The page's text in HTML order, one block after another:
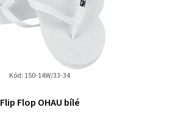
Flip Flop OHAU bílé
Kód: 150-14W/33-34